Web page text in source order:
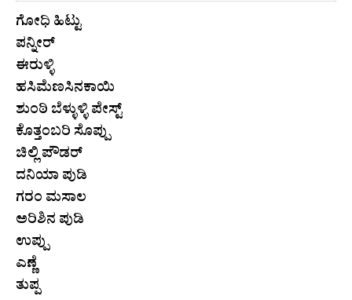
ಗೋಧಿ ಹಿಟ್ಟು
ಪನ್ನೀರ್‌
ಈರುಳ್ಳಿ
ಹಸಿಮೆಣಸಿನಕಾಯಿ
ಶುಂಠಿ ಬೆಳ್ಳುಳ್ಳಿ ಪೇಸ್ಟ್
ಕೊತ್ತಂಬರಿ ಸೊಪ್ಪು
ಚಿಲ್ಲಿ ಪೌಡರ್
ದನಿಯಾ ಪುಡಿ
ಗರಂ ಮಸಾಲ
ಅರಿಶಿನ ಪುಡಿ
ಉಪ್ಪು
ಎಣ್ಣೆ
ತುಪ್ಪ